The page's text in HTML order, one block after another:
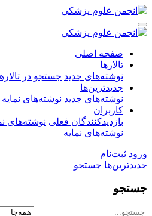
صفحه اصلی
تالارها
نوشته‌های جدید جستجو در
جدیدترین‌ها
نوشته‌های جدید نوشته‌های
کاربران
بازدیدکنندگان فعلی نوشته‌های
نوشته‌های نمایه
ورود ثبت‌نام
جدیدترین‌ها جستجو
جستجو